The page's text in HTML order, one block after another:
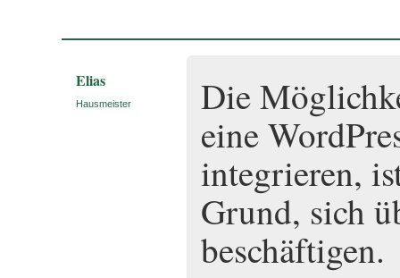
Elias
Hausmeister
Die
eine
integrieren,
Grund, sich
beschäftigen.